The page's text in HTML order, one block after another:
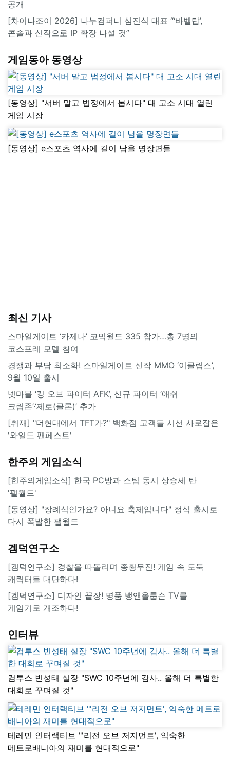
공개
[차이나조이 2026] 나누컴퍼니 심진식 대표 “‘바벨탑’,
콘솔과 신작으로 IP 확장 나설 것”
게임동아 동영상
[동영상] "서버 말고 법정에서 봅시다" 대 고소 시대 열린
게임 시장
[동영상] e스포츠 역사에 길이 남을 명장면들
최신 기사
스마일게이트 ‘카제나’ 코믹월드 335 참가…총 7명의
코스프레 모델 참여
경쟁과 부담 최소화! 스마일게이트 신작 MMO ‘이클립스’,
9월 10일 출시
넷마블 ‘킹 오브 파이터 AFK’, 신규 파이터 ‘애쉬
크림존’·‘제로(클론)’ 추가
[취재] "더현대에서 TFT가?" 백화점 고객들 시선 사로잡은
'와일드 팬페스트'
한주의 게임소식
[힌주의게임소식] 한국 PC방과 스팀 동시 상승세 탄
'팰월드'
[동영상] "장례식인가요? 아니요 축제입니다" 정식 출시로
다시 폭발한 팰월드
겜덕연구소
[겜덕연구소] 경찰을 따돌리며 종횡무진! 게임 속 도둑
캐릭터들 대단하다!
[겜덕연구소] 디자인 끝장! 명품 뱅앤올룹슨 TV를
게임기로 개조하다!
인터뷰
컴투스 빈성태 실장 "SWC 10주년에 감사.. 올해 더 특별한
대회로 꾸며질 것"
테레민 인터랙티브 "'리전 오브 저지먼트', 익숙한
메트로배니아의 재미를 현대적으로"